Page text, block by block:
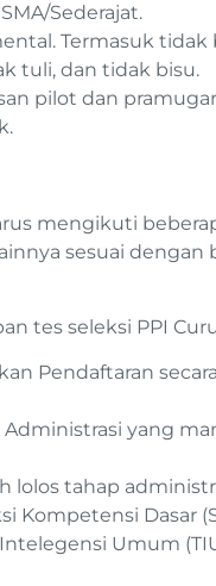
Sederajat.
Termasuk
tuli, dan tidak bisu.
pilot dan
mengikuti
sesuai
tes seleksi PPI
Pendaftaran
Administrasi yang
lolos tahap
Kompetensi Dasar
Umum